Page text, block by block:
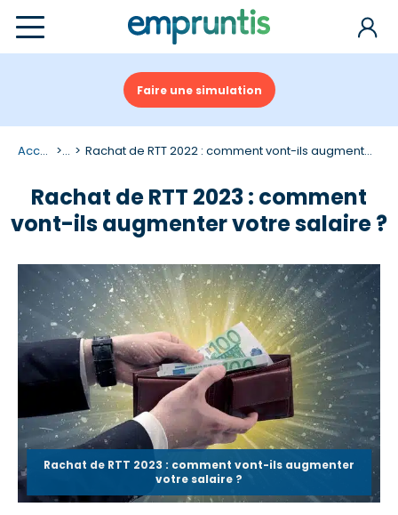
Faire une simulation
Accueil ... Rachat de RTT 2022 : comment vont-ils augmenter votre salaire ?
Rachat de RTT 2023 : comment
vont-ils augmenter votre salaire ?
Rachat de RTT 2023 : comment vont-ils augmenter
votre salaire ?